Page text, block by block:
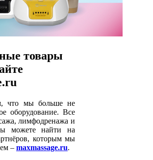
товары
что мы больше не
оборудование. Все
лимфодренажа и
можете найти на
которым мы
– maxmassage.ru.